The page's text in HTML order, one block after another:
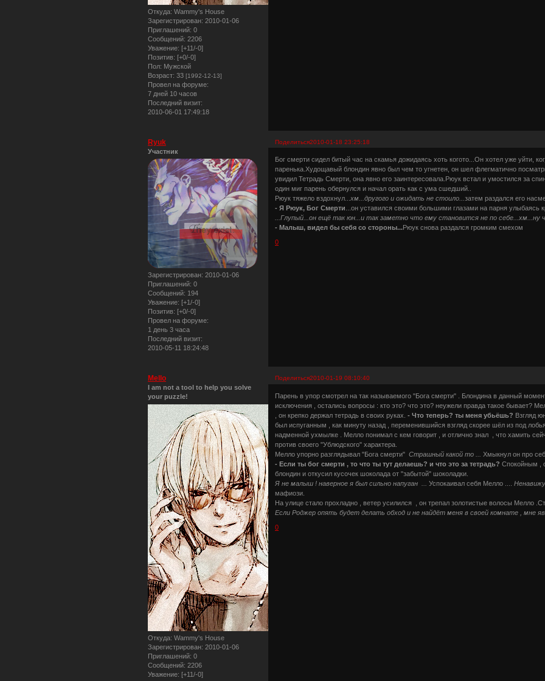
Откуда: Wammy's House
Зарегистрирован: 2010-01-06
Приглашений: 0
Сообщений: 2206
Уважение: [+11/-0]
Позитив: [+0/-0]
Пол: Мужской
Возраст: 33 [1992-12-13]
Провел на форуме:
7 дней 10 часов
Последний визит:
2010-06-01 17:49:18
Поделиться2010-01-18 23:25:18
Ryuk
Участник
Зарегистрирован: 2010-01-06
Приглашений: 0
Сообщений: 194
Уважение: [+1/-0]
Позитив: [+0/-0]
Провел на форуме:
1 день 3 часа
Последний визит:
2010-05-11 18:24:48
Бог смерти сидел битый час на скамья дожидаясь хоть когото...Он хотел уже уйти,
паренька.Худощавый блондин явно был чем то угнетен, он шел флегматично
увидил Тетрадь Смерти, она явно его заинтересовала.Рюук встал и умостился за
один миг парень обернулся и начал орать как с ума сшедший..
Рюук тяжело вздохнул...хм...другого и ожидать не стоило...затем раздался его
- Я Рюук, Бог Смерти ...он уставился своими большими глазами на парня улыбаясь
...Глупый...он ещё так юн...и так заметно что ему становится не по себе...хм...ну
- Малыш, видел бы себя со стороны...Рюук снова раздался громким смехом
0
Поделиться2010-01-19 08:10:40
Mello
I am not a tool to help you solve
your puzzle!
Откуда: Wammy's House
Зарегистрирован: 2010-01-06
Приглашений: 0
Сообщений: 2206
Уважение: [+11/-0]
Парень в упор смотрел на так называемого "Бога смерти" . Блондина в данный
исключения , остались вопросы : кто это? что это? неужели правда такое бывает?
, он крепко держал тетрадь в своих руках.- Что теперь? ты меня убьёшь? Взгляд
был испуганным , как минуту назад , переменившийся взгляд скорее шёл из под
надменной ухмылке . Мелло понимал с кем говорит , и отлично знал , что хамить
против своего "Ублюдского" характера.
Мелло упорно разглядывал "Бога смерти"Страшный какой то ...Хмыкнул он про
- Если ты бог смерти , то что ты тут делаешь? и что это за тетрадь?Спокойным ,
блондин и откусил кусочек шоколада от "забытой" шоколадки.
Я не малыш ! наверное я был сильно напуган ...
Успокаивал себя Мелло ....
мафиози.
На улице стало прохладно , ветер усилился , он трепал золотистые волосы Мелло
Если Роджер опять будет делать обход и не найдёт меня в своей комнате , мне
0